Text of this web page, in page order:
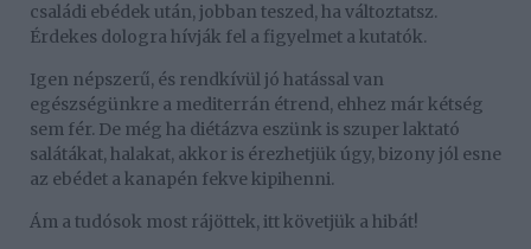
családi ebédek után, jobban teszed, ha változtatsz.
Érdekes dologra hívják fel a figyelmet a kutatók.
Igen népszerű, és rendkívül jó hatással van
egészségünkre a mediterrán étrend, ehhez már kétség
sem fér. De még ha diétázva eszünk is szuper laktató
salátákat, halakat, akkor is érezhetjük úgy, bizony jól esne
az ebédet a kanapén fekve kipihenni.
Ám a tudósok most rájöttek, itt követjük a hibát!